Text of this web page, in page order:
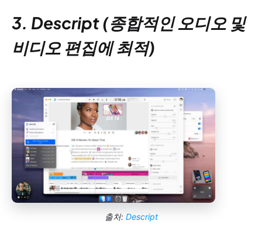
3. Descript (종합적인 오디오 및
비디오 편집에 최적)
출처: Descript